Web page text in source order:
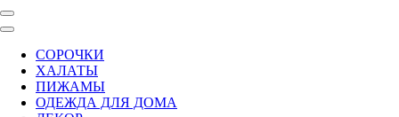
СОРОЧКИ
ХАЛАТЫ
ПИЖАМЫ
ОДЕЖДА ДЛЯ ДОМА